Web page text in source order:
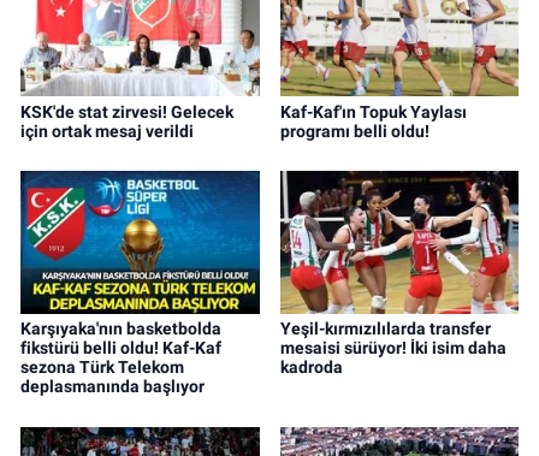
KSK'de stat zirvesi! Gelecek
için ortak mesaj verildi
Kaf-Kaf'ın Topuk Yaylası
programı belli oldu!
Karşıyaka'nın basketbolda
fikstürü belli oldu! Kaf-Kaf
sezona Türk Telekom
deplasmanında başlıyor
Yeşil-kırmızılılarda transfer
mesaisi sürüyor! İki isim daha
kadroda